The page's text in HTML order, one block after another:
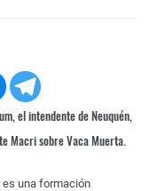
el intendente de Neuquén,
Macri sobre Vaca Muerta.
es una formación